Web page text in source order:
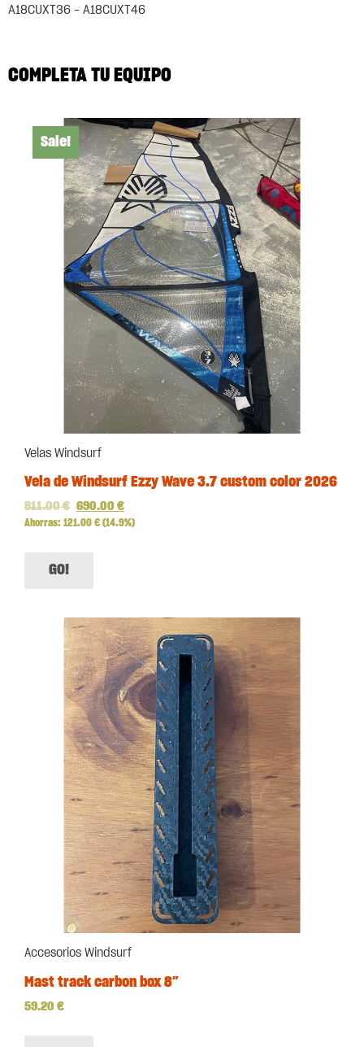
A18CUXT36 – A18CUXT46
COMPLETA TU EQUIPO
Sale!
Velas Windsurf
Vela de Windsurf Ezzy Wave 3.7 custom color 2026
811.00€ 690.00 €
Ahorras: 121.00 € (14.9%)
GO!
Accesorios Windsurf
Mast track carbon box 8″
59.20 €